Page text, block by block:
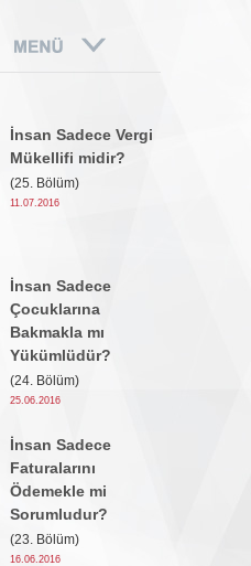
İnsan Sadece Vergi
Mükellifi midir?
(25. Bölüm)
11.07.2016
İnsan Sadece
Çocuklarına
Bakmakla mı
Yükümlüdür?
(24. Bölüm)
25.06.2016
İnsan Sadece
Faturalarını
Ödemekle mi
Sorumludur?
(23. Bölüm)
16.06.2016